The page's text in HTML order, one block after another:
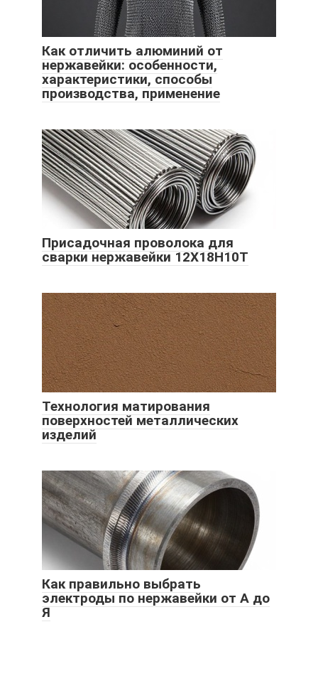
Как отличить алюминий от
нержавейки: особенности,
характеристики, способы
производства, применение
Присадочная проволока для
сварки нержавейки 12Х18Н10Т
Технология матирования
поверхностей металлических
изделий
Как правильно выбрать
электроды по нержавейки от А до
Я